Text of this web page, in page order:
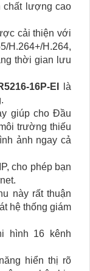
chất lượng cao
cải thiện với
H.264,
thời gian lưu
16P-EI
là
giúp cho Đầu
trường thiếu
ảnh ngay cả
cho phép bạn
này rất thuận
hệ thống giám
hình 16 kênh
hiển thị rõ